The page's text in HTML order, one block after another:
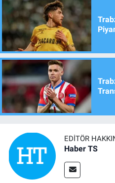
EDITÖR
Haber TS